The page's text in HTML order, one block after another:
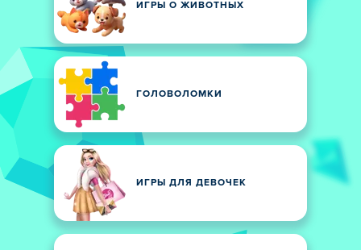
ИГРЫ О ЖИВОТНЫХ
ГОЛОВОЛОМКИ
ИГРЫ ДЛЯ ДЕВОЧЕК